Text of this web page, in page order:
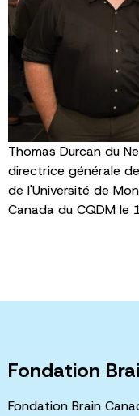
Thomas Durcan du
directrice générale
de l'Université de
Canada du CQDM
Fondation
Fondation Brain